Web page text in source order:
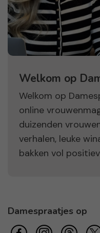
Welkom op
Welkom op
online
duizenden
verhalen, leuke
bakken vol
Damespraatjes op